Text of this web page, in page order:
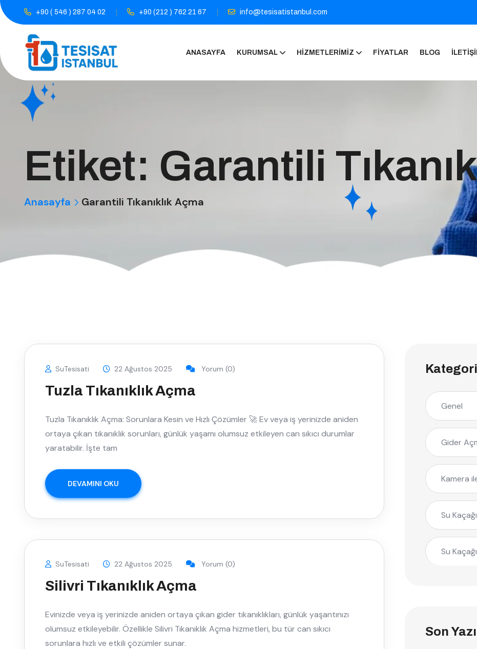
+90 ( 546 ) 287 04 02 +90 (212 ) 762 21 67 info@tesisatistanbul.com
ANASAYFA KURUMSAL HIZMETLERIMIZ FIYATLAR BLOG
Etiket: Garantili
Anasayfa Garantili Tıkanıklık Açma
SuTesisati 22 Ağustos 2025 Yorum (0)
Tuzla Tıkanıklık Açma
Tuzla Tıkanıklık Açma: Sorunlara Kesin ve Hızlı Çözümler 🚀 Ev veya iş yerinizde aniden
ortaya çıkan tıkanıklık sorunları, günlük yaşamı olumsuz etkileyen can sıkıcı durumlar
yaratabilir. İşte tam
DEVAMINI OKU
SuTesisati 22 Ağustos 2025 Yorum (0)
Silivri Tıkanıklık Açma
Evinizde veya iş yerinizde aniden ortaya çıkan gider tıkanıklıkları, günlük yaşantınızı
olumsuz etkileyebilir. Özellikle Silivri Tıkanıklık Açma hizmetleri, bu tür can sıkıcı
sorunlara hızlı ve etkili çözümler sunar.
Genel
Gider
Kamera
Su
Su
Son